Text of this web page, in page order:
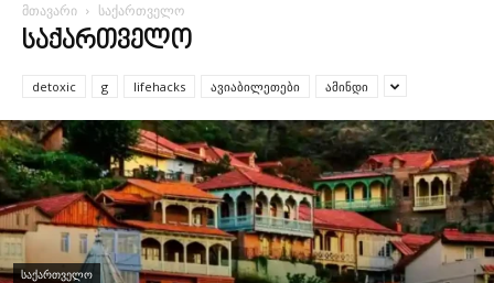
მთავარი საქართველო
ᲡᲐᲥᲐᲠᲗᲕᲔᲚᲝ
detoxic g lifehacks ავიაბილეთები ამინდი
ᲡᲐᲥᲐᲠᲗᲕᲔᲚᲝ